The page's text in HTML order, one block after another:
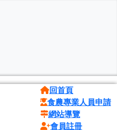
回首頁
食農專業人員申請
網站導覽
會員註冊